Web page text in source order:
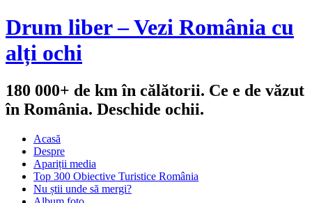
Drum liber – Vezi România cu
alți ochi
180 000+ de km în călătorii. Ce e de văzut
în România. Deschide ochii.
Acasă
Despre
Apariții media
Top 300 Obiective Turistice România
Nu știi unde să mergi?